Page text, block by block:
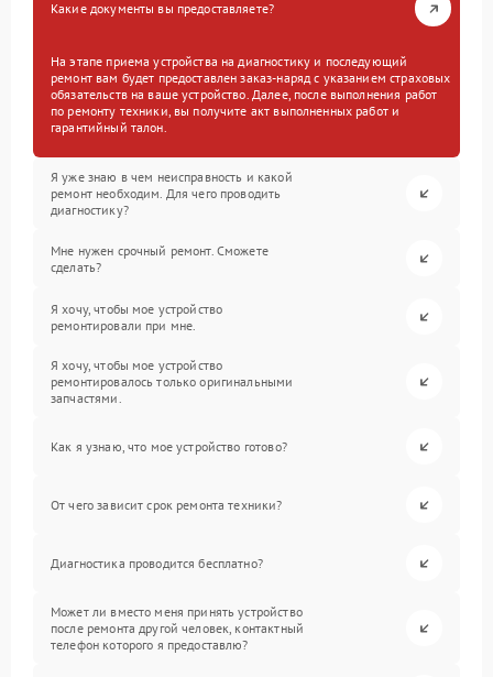
Какие документы вы предоставляете?
На этапе приема устройства на диагностику и последующий
ремонт вам будет предоставлен заказ-наряд с указанием страховых
обязательств на ваше устройство. Далее, после выполнения работ
по ремонту техники, вы получите акт выполненных работ и
гарантийный талон.
Я уже знаю в чем неисправность и какой
ремонт необходим. Для чего проводить
диагностику?
Мне нужен срочный ремонт. Сможете
сделать?
Я хочу, чтобы мое устройство
ремонтировали при мне.
Я хочу, чтобы мое устройство
ремонтировалось только оригинальными
запчастями.
Как я узнаю, что мое устройство готово?
От чего зависит срок ремонта техники?
Диагностика проводится бесплатно?
Может ли вместо меня принять устройство
после ремонта другой человек, контактный
телефон которого я предоставлю?